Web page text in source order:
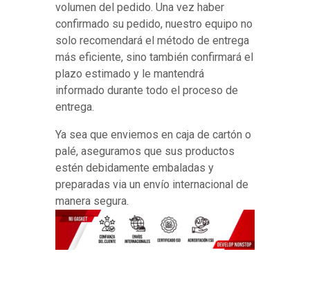
volumen del pedido. Una vez haber
confirmado su pedido, nuestro equipo no
solo recomendará el método de entrega
más eficiente, sino también confirmará el
plazo estimado y le mantendrá
informado durante todo el proceso de
entrega.
Ya sea que enviemos en caja de cartón o
palé, aseguramos que sus productos
estén debidamente embaladas y
preparadas via un envío internacional de
manera segura.